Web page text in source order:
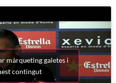
màrqueting galetes i
contingut